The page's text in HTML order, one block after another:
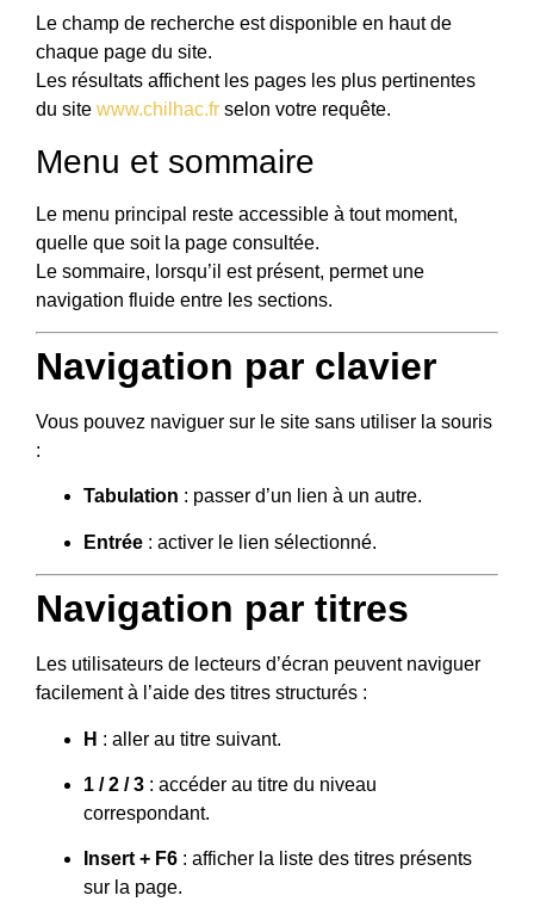
Le champ de recherche est disponible en haut de
chaque page du site.
Les résultats affichent les pages les plus pertinentes
du site www.chilhac.fr selon votre requête.
Menu et sommaire
Le menu principal reste accessible à tout moment,
quelle que soit la page consultée.
Le sommaire, lorsqu’il est présent, permet une
navigation fluide entre les sections.
Navigation par clavier
Vous pouvez naviguer sur le site sans utiliser la souris
:
Tabulation : passer d’un lien à un autre.
Entrée : activer le lien sélectionné.
Navigation par titres
Les utilisateurs de lecteurs d’écran peuvent naviguer
facilement à l’aide des titres structurés :
H : aller au titre suivant.
1 / 2 / 3 : accéder au titre du niveau
correspondant.
Insert + F6 : afficher la liste des titres présents
sur la page.